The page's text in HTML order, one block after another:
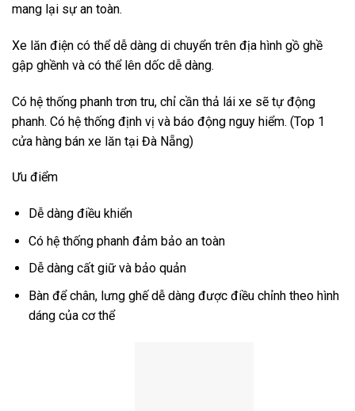
mang lại sự an toàn.
Xe lăn điện có thể dễ dàng di chuyển trên địa hình gồ ghề
gập ghềnh và có thể lên dốc dễ dàng.
Có hệ thống phanh trơn tru, chỉ cần thả lái xe sẽ tự động
phanh. Có hệ thống định vị và báo động nguy hiểm. (Top 1
cửa hàng bán xe lăn tại Đà Nẵng)
Ưu điểm
Dễ dàng điều khiển
Có hệ thống phanh đảm bảo an toàn
Dễ dàng cất giữ và bảo quản
Bàn để chân, lưng ghế dễ dàng được điều chỉnh theo hình
dáng của cơ thể